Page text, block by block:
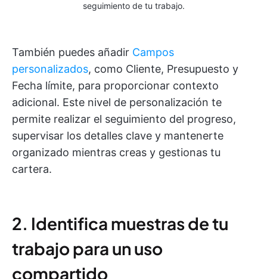
seguimiento de tu trabajo.
También puedes añadir Campos
personalizados, como Cliente, Presupuesto y
Fecha límite, para proporcionar contexto
adicional. Este nivel de personalización te
permite realizar el seguimiento del progreso,
supervisar los detalles clave y mantenerte
organizado mientras creas y gestionas tu
cartera.
2. Identifica muestras de tu
trabajo para un uso
compartido